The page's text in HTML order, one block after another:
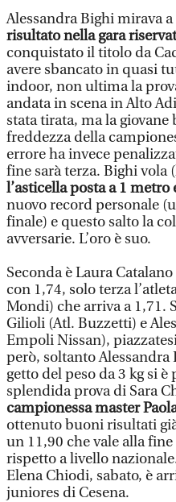
Alessandra Bighi mirava
risultato nella gara
conquistato il titolo da
avere sbancato in quasi
indoor, non ultima la
andata in scena in Alto
stata tirata, ma la giovane
freddezza della
errore ha invece
fine sarà terza. Bighi vola
l’asticella posta a 1
nuovo record personale
finale) e questo salto la
avversarie. L’oro è suo.
Seconda è Laura
con 1,74, solo terza
Mondi) che arriva a 1,71.
Gilioli (Atl. Buzzetti) e
Empoli Nissan),
però, soltanto
getto del peso da 3 kg si è
splendida prova di Sara
campionessa master
ottenuto buoni risultati
un 11,90 che vale alla
rispetto a livello
Elena Chiodi, sabato, è
juniores di Cesena.